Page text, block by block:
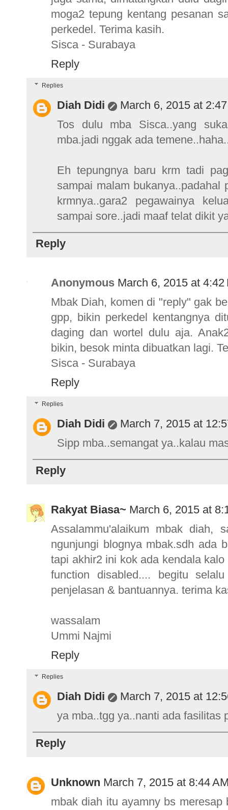
moga2 tepung kentang pesanan
perkedel. Terima kasih.
Sisca - Surabaya
Reply
Replies
Diah Didi
March 6, 2015 at
Tos dulu mba Sisca..yang
mba.jadi nggak ada
Eh tepungnya baru krm tadi
sampai malam
krmnya..gara2 pegawainya
sampai sore..jadi maaf telat dikit
Reply
Anonymous March 6, 2015 at 4:42
Mbak Diah, komen di "reply" gak
gpp, bikin perkedel kentangnya
daging dan wortel dulu aja.
bikin, besok minta dibuatkan lagi.
Sisca - Surabaya
Reply
Replies
Diah Didi
March 7, 2015 at
Sipp mba..semangat ya..kalau
Reply
Rakyat Biasa~ March 6, 2015 at
Assalammu'alaikum mbak diah,
ngunjungi blognya mbak.sdh ada
tapi akhir2 ini kok ada kendala
function disabled.... begitu
penjelasan & bantuannya. terima
wassalam
Ummi Najmi
Reply
Replies
Diah Didi
March 7, 2015 at
ya mba..tgg ya..nanti ada fasilitas
Reply
Unknown March 7, 2015 at 8:44
mbak diah itu ayamny bs